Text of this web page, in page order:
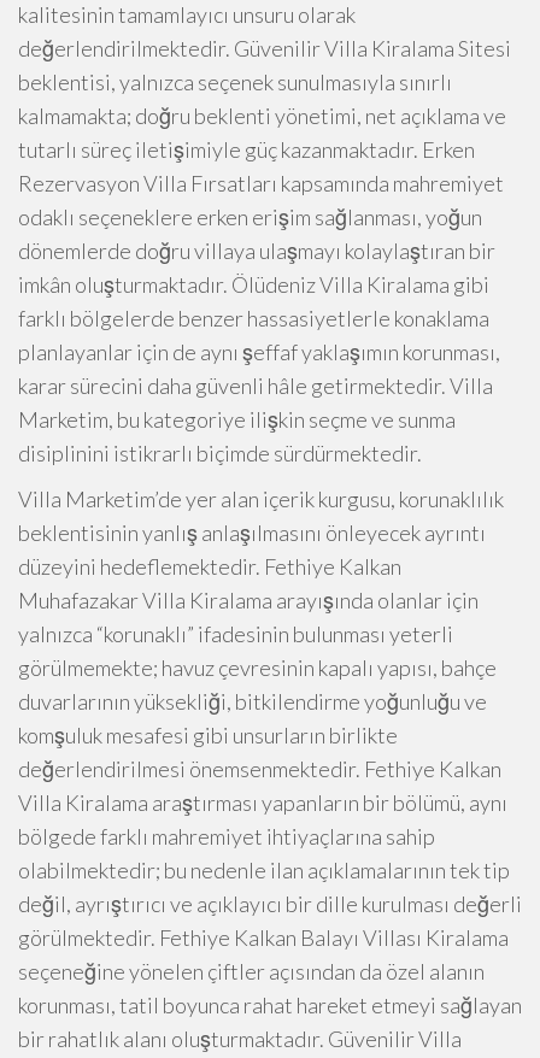
kalitesinin tamamlayıcı unsuru olarak
değerlendirilmektedir. Güvenilir Villa Kiralama Sitesi
beklentisi, yalnızca seçenek sunulmasıyla sınırlı
kalmamakta; doğru beklenti yönetimi, net açıklama ve
tutarlı süreç iletişimiyle güç kazanmaktadır. Erken
Rezervasyon Villa Fırsatları kapsamında mahremiyet
odaklı seçeneklere erken erişim sağlanması, yoğun
dönemlerde doğru villaya ulaşmayı kolaylaştıran bir
imkân oluşturmaktadır. Ölüdeniz Villa Kiralama gibi
farklı bölgelerde benzer hassasiyetlerle konaklama
planlayanlar için de aynı şeffaf yaklaşımın korunması,
karar sürecini daha güvenli hâle getirmektedir. Villa
Marketim, bu kategoriye ilişkin seçme ve sunma
disiplinini istikrarlı biçimde sürdürmektedir.
Villa Marketim’de yer alan içerik kurgusu, korunaklılık
beklentisinin yanlış anlaşılmasını önleyecek ayrıntı
düzeyini hedeflemektedir. Fethiye Kalkan
Muhafazakar Villa Kiralama arayışında olanlar için
yalnızca “korunaklı” ifadesinin bulunması yeterli
görülmemekte; havuz çevresinin kapalı yapısı, bahçe
duvarlarının yüksekliği, bitkilendirme yoğunluğu ve
komşuluk mesafesi gibi unsurların birlikte
değerlendirilmesi önemsenmektedir. Fethiye Kalkan
Villa Kiralama araştırması yapanların bir bölümü, aynı
bölgede farklı mahremiyet ihtiyaçlarına sahip
olabilmektedir; bu nedenle ilan açıklamalarının tek tip
değil, ayrıştırıcı ve açıklayıcı bir dille kurulması değerli
görülmektedir. Fethiye Kalkan Balayı Villası Kiralama
seçeneğine yönelen çiftler açısından da özel alanın
korunması, tatil boyunca rahat hareket etmeyi sağlayan
bir rahatlık alanı oluşturmaktadır. Güvenilir Villa